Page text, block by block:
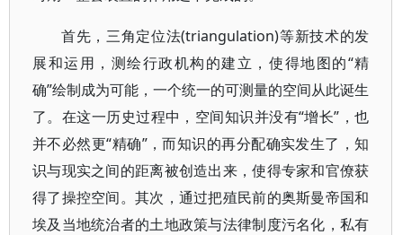
首先，三角定位法(triangulation)等新技术的发
展和运用，测绘行政机构的建立，使得地图的“精
确”绘制成为可能，一个统一的可测量的空间从此诞生
了。在这一历史过程中，空间知识并没有“增长”，也
并不必然更“精确”，而知识的再分配确实发生了，知
识与现实之间的距离被创造出来，使得专家和官僚获
得了操控空间。其次，通过把殖民前的奥斯曼帝国和
埃及当地统治者的土地政策与法律制度污名化，私有